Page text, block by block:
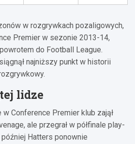
w rozgrywkach pozaligowych,
Premier w sezonie 2013-14,
do Football League.
najniższy punkt w historii
lidze
Conference Premier klub zajął
ale przegrał w półfinale play-
Hatters ponownie